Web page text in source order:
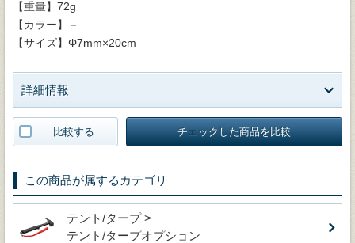
【重量】72g
【カラー】－
【サイズ】Φ7mm×20cm
詳細情報
比較する チェックした商品を比較
この商品が属するカテゴリ
テント/タープ >
テント/タープオプション